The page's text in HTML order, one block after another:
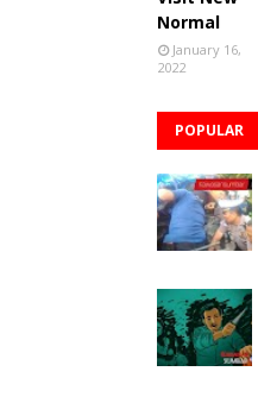
Normal
January 16,
2022
POPULAR